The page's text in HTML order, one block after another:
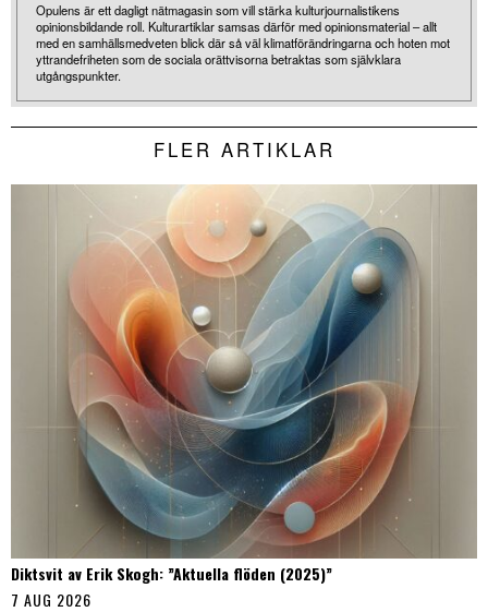
Opulens är ett dagligt nätmagasin som vill stärka kulturjournalistikens
opinionsbildande roll. Kulturartiklar samsas därför med opinionsmaterial – allt
med en samhällsmedveten blick där så väl klimatförändringarna och hoten mot
yttrandefriheten som de sociala orättvisorna betraktas som självklara
utgångspunkter.
FLER ARTIKLAR
Diktsvit av Erik Skogh: ”Aktuella flöden (2025)”
7 AUG 2026